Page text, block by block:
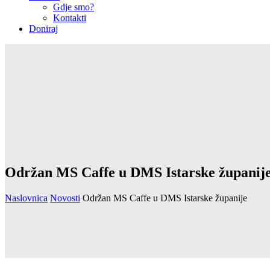
Gdje smo?
Kontakti
Doniraj
Održan MS Caffe u DMS Istarske
Naslovnica Novosti Održan MS Caffe u DMS Istarske županije